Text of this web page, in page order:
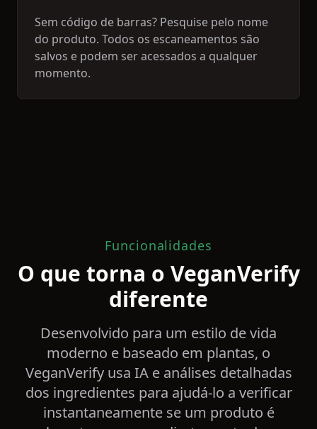
Sem código de barras? Pesquise pelo nome
do produto. Todos os escaneamentos são
salvos e podem ser acessados a qualquer
momento.
Funcionalidades
O que torna o VeganVerify
diferente
Desenvolvido para um estilo de vida
moderno e baseado em plantas, o
VeganVerify usa IA e análises detalhadas
dos ingredientes para ajudá-lo a verificar
instantaneamente se um produto é